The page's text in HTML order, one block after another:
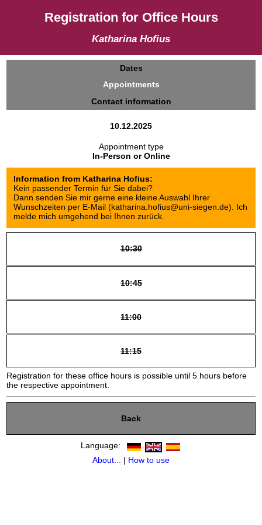
Registration for Office Hours
Katharina Hofius
Dates
Appointments
Contact information
10.12.2025
Appointment type
In-Person or Online
Information from Katharina Hofius:
Kein passender Termin für Sie dabei?
Dann senden Sie mir gerne eine kleine Auswahl Ihrer
Wunschzeiten per E-Mail (katharina.hofius@uni-siegen.de). Ich
melde mich umgehend bei Ihnen zurück.
10:30
10:45
11:00
11:15
Registration for these office hours is possible until 5 hours before
the respective appointment.
Back
Language:
About...
| How to use